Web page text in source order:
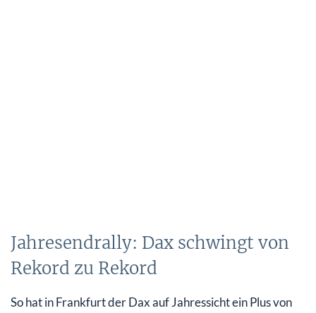
Jahresendrally: Dax schwingt von
Rekord zu Rekord
So hat in Frankfurt der Dax auf Jahressicht ein Plus von